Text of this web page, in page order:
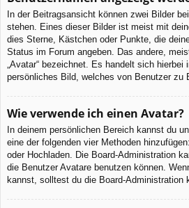
In der Beitragsansicht können zwei Bilder
stehen. Eines dieser Bilder ist meist mit
dies Sterne, Kästchen oder Punkte, die
Status im Forum angeben. Das andere,
„Avatar“ bezeichnet. Es handelt sich hierbei
persönliches Bild, welches von Benutzer zu
Wie verwende ich einen Avatar?
In deinem persönlichen Bereich kannst du
eine der folgenden vier Methoden
oder Hochladen. Die Board-Administration
die Benutzer Avatare benutzen können.
kannst, solltest du die Board-Administration